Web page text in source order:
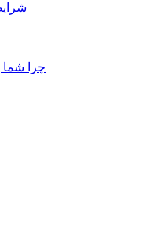
چرا شما